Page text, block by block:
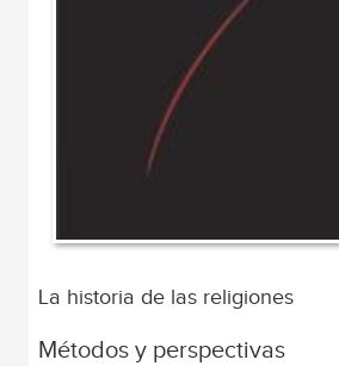
La historia de las religiones
Métodos y perspectivas